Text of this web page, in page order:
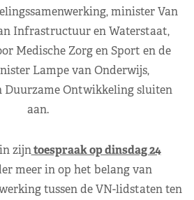
minister Van
Infrastructuur en Waterstaat,
Medische Zorg en Sport en de
Lampe van Onderwijs,
Duurzame Ontwikkeling sluiten
aan.
zijntoespraak op dinsdag 24
meer in op het belang van
tussen de VN-lidstaten ten